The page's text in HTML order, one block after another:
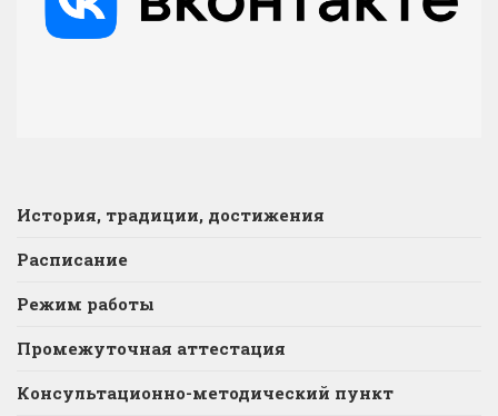
История, традиции, достижения
Расписание
Режим работы
Промежуточная аттестация
Консультационно-методический пункт